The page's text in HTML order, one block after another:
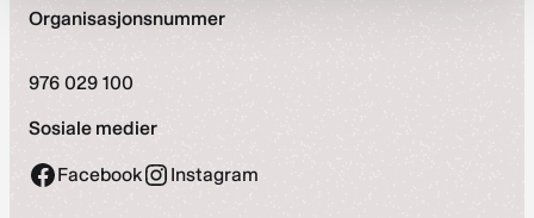
Organisasjonsnummer
976 029 100
Sosiale medier
Facebook Instagram